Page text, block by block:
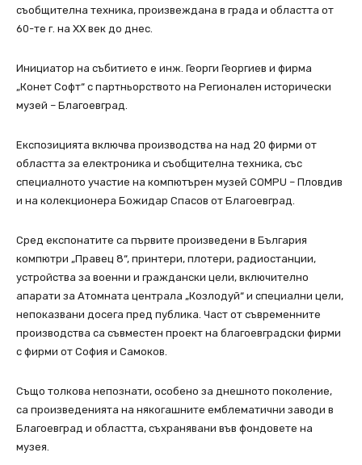
съобщителна техника, произвеждана в града и областта от
60-те г. на ХХ век до днес.
Инициатор на събитието е инж. Георги Георгиев и фирма
„Конет Софт“ с партньорството на Регионален исторически
музей – Благоевград.
Експозицията включва производства на над 20 фирми от
областта за електроника и съобщителна техника, със
специалното участие на компютърен музей COMPU – Пловдив
и на колекционера Божидар Спасов от Благоевград.
Сред експонатите са първите произведени в България
компютри „Правец 8“, принтери, плотери, радиостанции,
устройства за военни и граждански цели, включително
апарати за Атомната централа „Козлодуй“ и специални цели,
непоказвани досега пред публика. Част от съвременните
производства са съвместен проект на благоевградски фирми
с фирми от София и Самоков.
Също толкова непознати, особено за днешното поколение,
са произведенията на някогашните емблематични заводи в
Благоевград и областта, съхранявани във фондовете на
музея.